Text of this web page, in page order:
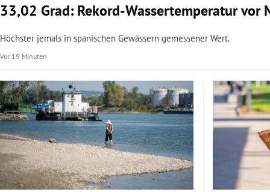
33,02 Grad: Rekord-Wassertemperatur vor
Höchster jemals in spanischen Gewässern gemessener Wert.
Vor 19 Minuten